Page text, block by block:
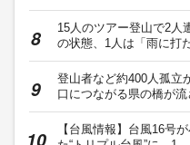
15人のツアー登山で2
の状態、1人は「雨に打
登山者など約400人孤
口につながる県の橋が
【台風情報】台風16号